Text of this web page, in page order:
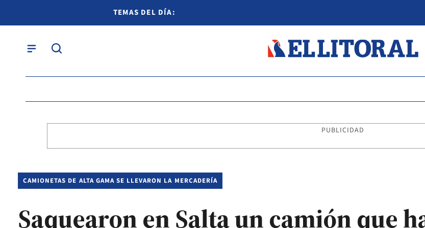
TEMAS DEL DÍA:
PUBLICIDAD
CAMIONETAS DE ALTA GAMA SE LLEVARON LA MERCADERÍA
Saquearon en Salta un camión que